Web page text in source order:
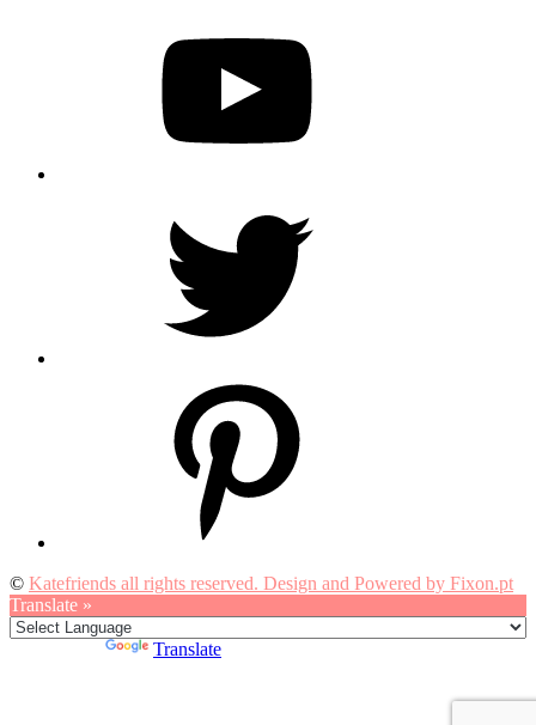
© Katefriends all rights reserved. Design and Powered by Fixon.pt
Translate »
Translate